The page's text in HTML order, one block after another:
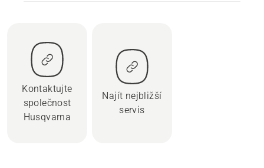
Kontaktujte
společnost
Husqvarna
Najít nejbližší
servis